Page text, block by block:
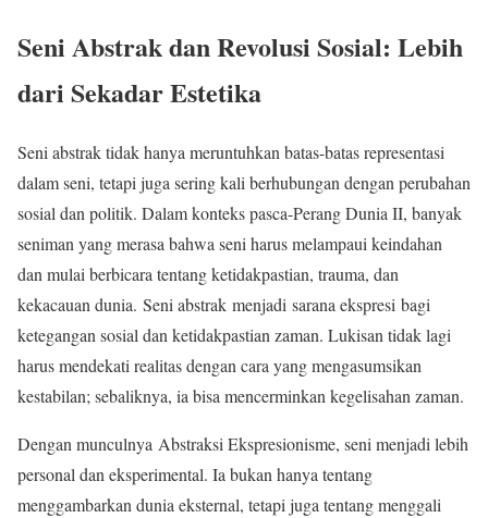
Seni Abstrak dan Revolusi Sosial: Lebih
dari Sekadar Estetika
Seni abstrak tidak hanya meruntuhkan batas-batas representasi
dalam seni, tetapi juga sering kali berhubungan dengan perubahan
sosial dan politik. Dalam konteks pasca-Perang Dunia II, banyak
seniman yang merasa bahwa seni harus melampaui keindahan
dan mulai berbicara tentang ketidakpastian, trauma, dan
kekacauan dunia. Seni abstrak menjadi sarana ekspresi bagi
ketegangan sosial dan ketidakpastian zaman. Lukisan tidak lagi
harus mendekati realitas dengan cara yang mengasumsikan
kestabilan; sebaliknya, ia bisa mencerminkan kegelisahan zaman.
Dengan munculnya Abstraksi Ekspresionisme, seni menjadi lebih
personal dan eksperimental. Ia bukan hanya tentang
menggambarkan dunia eksternal, tetapi juga tentang menggali